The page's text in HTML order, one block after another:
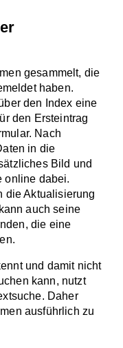
gesammelt, die
haben.
den Index eine
den Ersteintrag
Nach
in die
Bild und
online dabei.
die Aktualisierung
auch seine
die eine
und damit nicht
kann, nutzt
Daher
ausführlich zu